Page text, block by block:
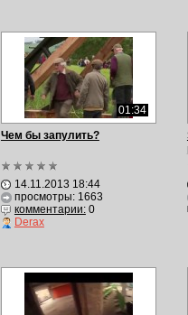
01:34
Чем бы запулить?
14.11.2013 18:44
просмотры: 1663
комментарии:0
Derax